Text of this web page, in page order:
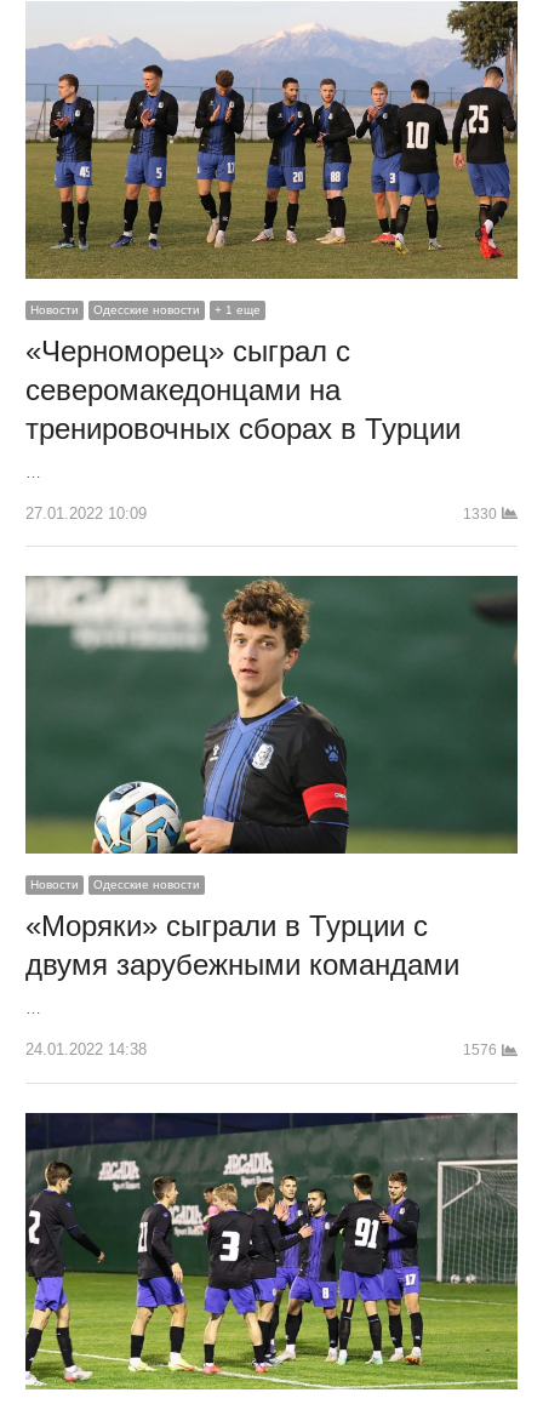
Новости Одесские новости + 1 еще
«Черноморец» сыграл с
северомакедонцами на
тренировочных сборах в Турции
27.01.2022 10:09 1330
Новости Одесские новости
«Моряки» сыграли в Турции с
двумя зарубежными командами
24.01.2022 14:38 1576